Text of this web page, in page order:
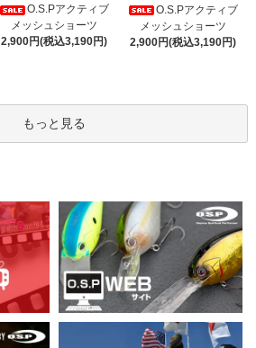
O.S.Pアクティブ
メッシュショーツ
2,900円(税込3,190円)
O.S.Pアクティブ
メッシュショーツ
2,900円(税込3,190円)
もっと見る